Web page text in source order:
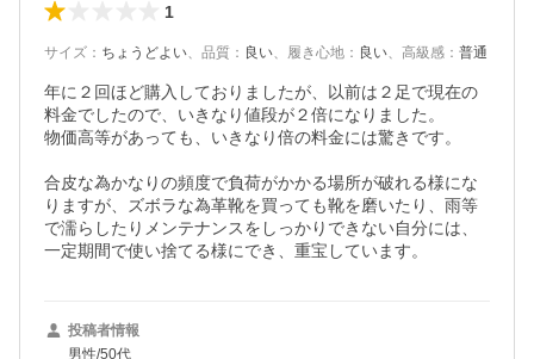
1
サイズ ： ちょうどよい、 品質 ： 良い、 履き心地 ： 良い、 高級感 ： 普通
年に２回ほど購入しておりましたが、以前は２足で現在の
料金でしたので、いきなり値段が２倍になりました。
物価高等があっても、いきなり倍の料金には驚きです。
合皮な為かなりの頻度で負荷がかかる場所が破れる様にな
りますが、ズボラな為革靴を買っても靴を磨いたり、雨等
で濡らしたりメンテナンスをしっかりできない自分には、
一定期間で使い捨てる様にでき、重宝しています。
投稿者情報
男性/50代